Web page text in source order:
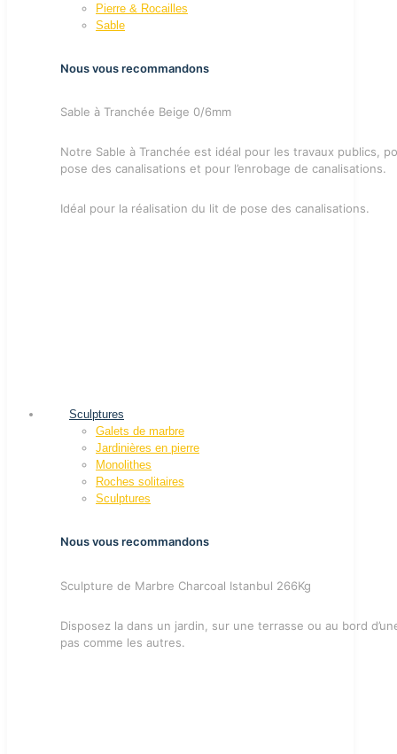
Pierre & Rocailles
Sable
Nous vous recommandons
Sable à Tranchée Beige 0/6mm
Notre Sable à Tranchée est idéal pour les travaux publics,
pose des canalisations et pour l’enrobage de canalisations.
Idéal pour la réalisation du lit de pose des canalisations.
Sculptures
Galets de marbre
Jardinières en pierre
Monolithes
Roches solitaires
Sculptures
Nous vous recommandons
Sculpture de Marbre Charcoal Istanbul 266Kg
Disposez la dans un jardin, sur une terrasse ou au bord
pas comme les autres.